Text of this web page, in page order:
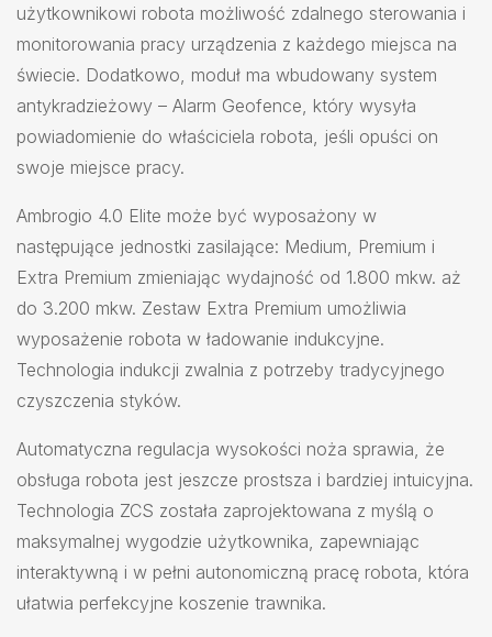
użytkownikowi robota możliwość zdalnego sterowania i
monitorowania pracy urządzenia z każdego miejsca na
świecie. Dodatkowo, moduł ma wbudowany system
antykradzieżowy – Alarm Geofence, który wysyła
powiadomienie do właściciela robota, jeśli opuści on
swoje miejsce pracy.
Ambrogio 4.0 Elite może być wyposażony w
następujące jednostki zasilające: Medium, Premium i
Extra Premium zmieniając wydajność od 1.800 mkw. aż
do 3.200 mkw. Zestaw Extra Premium umożliwia
wyposażenie robota w ładowanie indukcyjne.
Technologia indukcji zwalnia z potrzeby tradycyjnego
czyszczenia styków.
Automatyczna regulacja wysokości noża sprawia, że
obsługa robota jest jeszcze prostsza i bardziej intuicyjna.
Technologia ZCS została zaprojektowana z myślą o
maksymalnej wygodzie użytkownika, zapewniając
interaktywną i w pełni autonomiczną pracę robota, która
ułatwia perfekcyjne koszenie trawnika.